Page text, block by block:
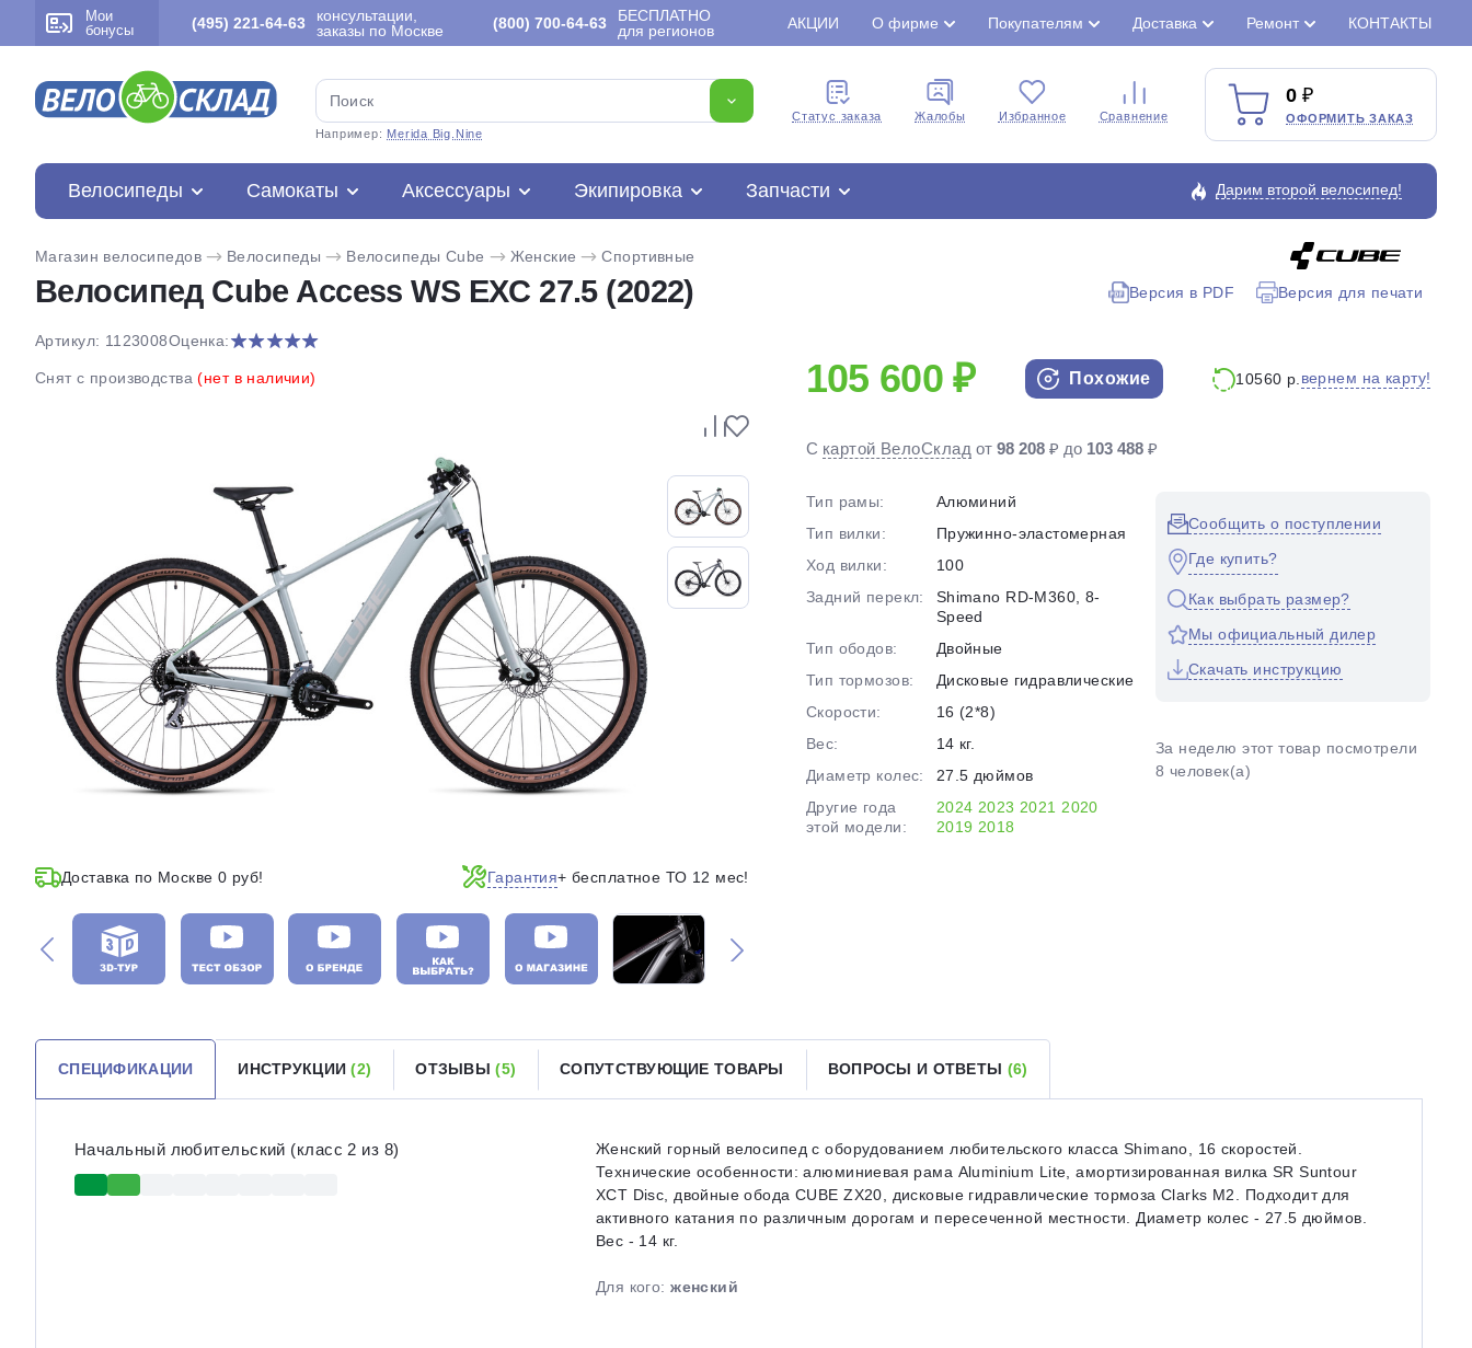
Мои
бонусы
(495) 221-64-63
консультации,
заказы по Москве
(800) 700-64-63
БЕСПЛАТНО
для регионов
АКЦИИ О фирме Покупателям Доставка Ремонт КОНТАКТЫ
Например: Merida Big.Nine
Cтатус заказа Жалобы Избранное Сравнение
0
ОФОРМИТЬ ЗАКАЗ
Велосипеды Самокаты Аксессуары Экипировка Запчасти Дарим второй велосипед!
Магазин велосипедов Велосипеды Велосипеды Cube Женские Спортивные
Велосипед Cube Access WS EXC 27.5 (2022) Версия в PDF Версия для печати
Артикул: 1123008Оценка:
Снят с производства(нет в наличии)
Доставка по Москве 0 руб! Гарантия+ бесплатное ТО 12 мес!
105 600 ₽ Похожие 10560 р. вернем на карту!
С картой ВелоСклад от98 208 ₽ до 103 488 ₽
Тип рамы:
Алюминий
Тип вилки:
Пружинно-эластомерная
Ход вилки:
100
Задний перекл:
Shimano RD-M360, 8-
Speed
Тип ободов:
Двойные
Тип тормозов:
Дисковые гидравлические
Скорости:
16 (2*8)
Вес:
14 кг.
Диаметр колес:
27.5 дюймов
Другие года
этой модели:
2024 2023 2021 2020
2019 2018
Сообщить о поступлении
Где купить?
Как выбрать размер?
Мы официальный дилер
Скачать инструкцию
За неделю этот товар посмотрели
8 человек(а)
СПЕЦИФИКАЦИИ ИНСТРУКЦИИ(2) ОТЗЫВЫ(5) СОПУТСТВУЮЩИЕ ТОВАРЫ ВОПРОСЫ И ОТВЕТЫ (6)
Начальный любительский (класс 2 из 8)
Женский горный велосипед с оборудованием любительского класса Shimano, 16 скоростей.
Технические особенности: алюминиевая рама Aluminium Lite, амортизированная вилка SR Suntour
XCT Disc, двойные обода CUBE ZX20, дисковые гидравлические тормоза Clarks M2. Подходит для
активного катания по различным дорогам и пересеченной местности. Диаметр колес - 27.5 дюймов.
Вес - 14 кг.
Для кого:женский
Разбейте
оплату
на части
без переплат
График платежей
Сегодня
25%
в корзину
Оплачивайте сегодня только
25% картой любого банка